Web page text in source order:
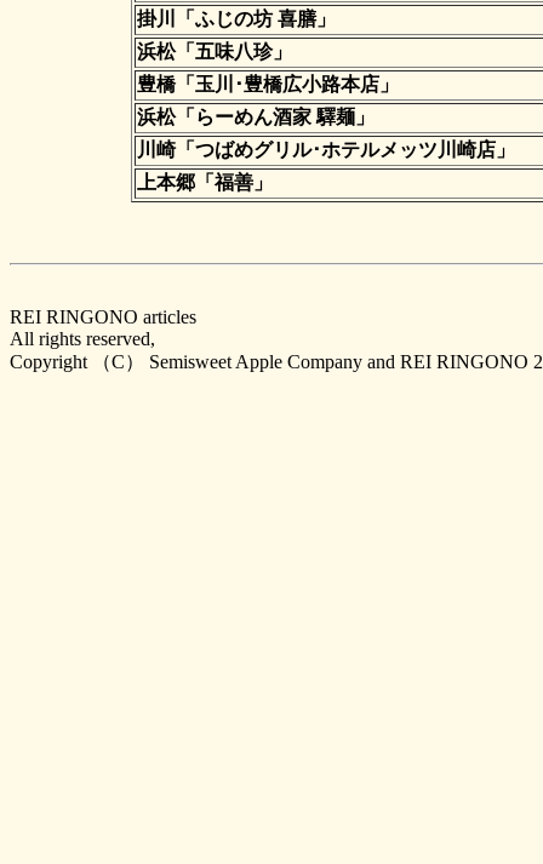
掛川「ふじの坊 喜膳」
浜松「五味八珍」
豊橋「玉川･豊橋広小路本店」
浜松「らーめん酒家 驛麺」
川崎「つばめグリル･ホテルメッツ川崎店」
上本郷「福善」
REI RINGONO articles
All rights reserved,
Copyright （C） Semisweet Apple Company and REI RINGONO